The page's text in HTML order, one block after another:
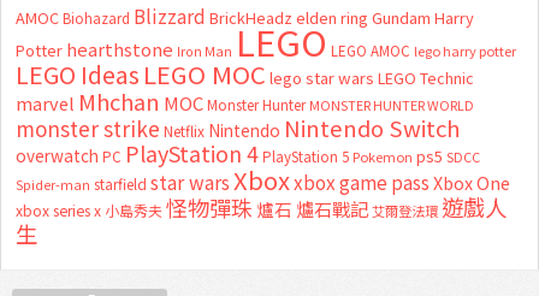
AMOC Biohazard Blizzard BrickHeadz elden ring Gundam Harry
Potter hearthstone Iron Man LEGO LEGO AMOC lego harry potter
LEGO Ideas LEGO MOC lego star wars LEGO Technic
marvel Mhchan MOC Monster Hunter MONSTER HUNTER WORLD
monster strike Netflix Nintendo Nintendo Switch
overwatch PC PlayStation 4 PlayStation 5 Pokemon ps5 SDCC
Spider-man starfield star wars Xboxxbox game passXbox One
xbox series x 小島秀夫怪物彈珠 爐石 爐石戰記艾爾登法環 遊戲人
生